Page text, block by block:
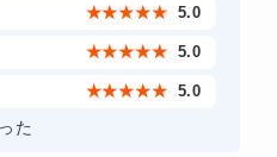
★★★★★ 5.0
★★★★★ 5.0
★★★★★ 5.0
た